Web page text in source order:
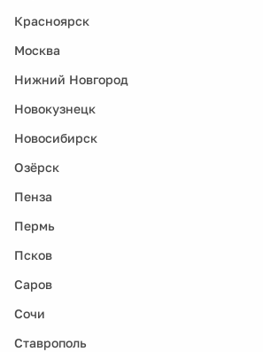
Красноярск
Москва
Нижний Новгород
Новокузнецк
Новосибирск
Озёрск
Пенза
Пермь
Псков
Саров
Сочи
Ставрополь